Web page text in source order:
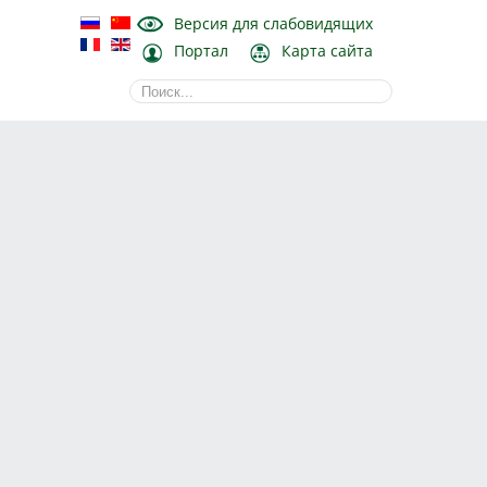
Версия для слабовидящих
Портал
Карта сайта